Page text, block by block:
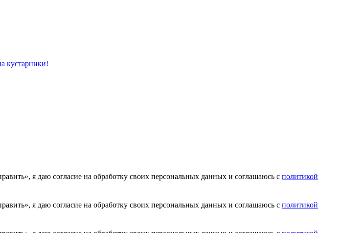
кустарники!
я даю согласие на обработку своих персональных данных и соглашаюсь с политикой
я даю согласие на обработку своих персональных данных и соглашаюсь с политикой